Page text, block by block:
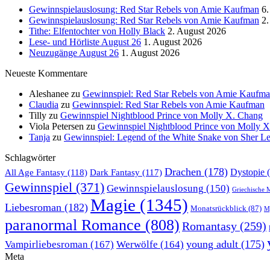
Gewinnspielauslosung: Red Star Rebels von Amie Kaufman
Gewinnspielauslosung: Red Star Rebels von Amie Kaufman
Tithe: Elfentochter von Holly Black 2. August 2026
Lese- und Hörliste August 26 1. August 2026
Neuzugänge August 26 1. August 2026
Neueste Kommentare
Aleshanee zu Gewinnspiel: Red Star Rebels von Amie
Claudia zu Gewinnspiel: Red Star Rebels von Amie Kaufman
Tilly zu Gewinnspiel Nightblood Prince von Molly X. Chang
Viola Petersen zu Gewinnspiel Nightblood Prince von Molly
Tanja zu Gewinnspiel: Legend of the White Snake von Sher
Schlagwörter
All Age Fantasy (118) Dark Fantasy (117) Drachen (178) Dystopie
Gewinnspiel (371) Gewinnspielauslosung (150) Griechische
Liebesroman (182) Magie (1345) Monatsrückblick (87)
paranormal Romance (808) Romantasy (259)
Vampirliebesroman (167) Werwölfe (164) young adult (175)
Meta